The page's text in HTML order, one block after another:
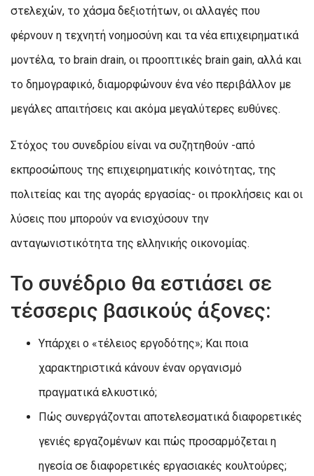
στελεχών, το χάσμα δεξιοτήτων, οι αλλαγές που
φέρνουν η τεχνητή νοημοσύνη και τα νέα επιχειρηματικά
μοντέλα, το brain drain, οι προοπτικές brain gain, αλλά και
το δημογραφικό, διαμορφώνουν ένα νέο περιβάλλον με
μεγάλες απαιτήσεις και ακόμα μεγαλύτερες ευθύνες.
Στόχος του συνεδρίου είναι να συζητηθούν -από
εκπροσώπους της επιχειρηματικής κοινότητας, της
πολιτείας και της αγοράς εργασίας- οι προκλήσεις και οι
λύσεις που μπορούν να ενισχύσουν την
ανταγωνιστικότητα της ελληνικής οικονομίας.
Το συνέδριο θα εστιάσει σε
τέσσερις βασικούς άξονες:
Υπάρχει ο «τέλειος εργοδότης»; Και ποια
χαρακτηριστικά κάνουν έναν οργανισμό
πραγματικά ελκυστικό;
Πώς συνεργάζονται αποτελεσματικά διαφορετικές
γενιές εργαζομένων και πώς προσαρμόζεται η
ηγεσία σε διαφορετικές εργασιακές κουλτούρες;